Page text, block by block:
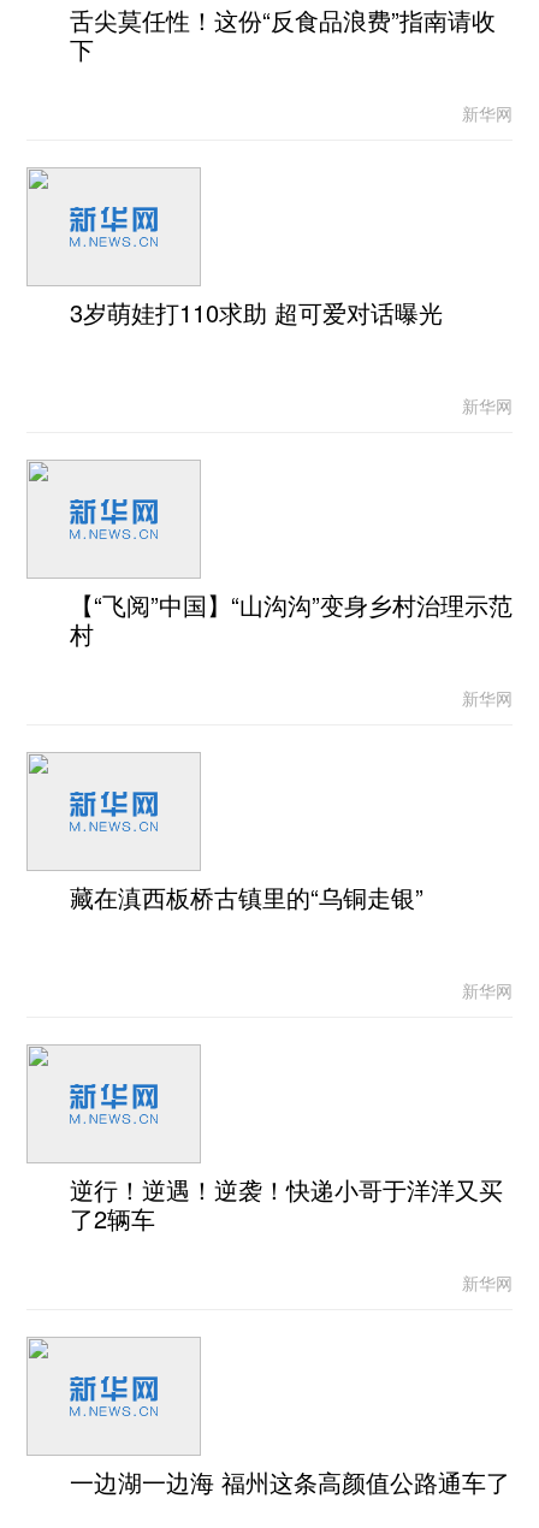
舌尖莫任性！这份“反食品浪费”指南请收
下
新华网
3岁萌娃打110求助 超可爱对话曝光
新华网
【“飞阅”中国】“山沟沟”变身乡村治理示范
村
新华网
藏在滇西板桥古镇里的“乌铜走银”
新华网
逆行！逆遇！逆袭！快递小哥于洋洋又买
了2辆车
新华网
一边湖一边海 福州这条高颜值公路通车了